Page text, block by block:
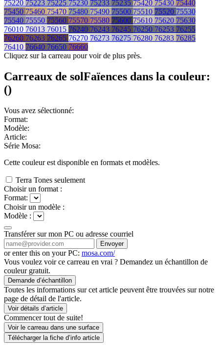
75220 75223 75225 75230 75233 75235 75420 75430 75440
75450 75460 75470 75480 75490 75500 75510 75520 75530
75540 75550 75560 75570 75580 75600 75610 75620 75630
76010 76013 76015 76240 76243 76245 76250 76253 76255
76260 76263 76265 76270 76273 76275 76280 76283 76285
76410 76640 76650 76660
Cliquez sur la carreau pour voir de plus près.
Carreaux de solFaïences dans la couleur:
()
Vous avez sélectionné:
Format:
Modèle:
Article:
Série Mosa:
Cette couleur est disponible en formats et modèles.
Terra Tones seulement
Choisir un format :
Format:
Choisir un modèle :
Modèle :
Transférer sur mon PC ou adresse courriel
Envoyer
or enter this on your PC: mosa.com/
Vous voulez voir ce carreau en vrai ? Demandez un échantillon de
couleur gratuit.
Demande d’échantillon
Toutes les informations sur cet article peuvent être trouvées sur notre
page de détail de l'article.
Voir détails d’article
Commencer tout de suite!
Voir le carreau dans une surface
Télécharger la fiche d’info article